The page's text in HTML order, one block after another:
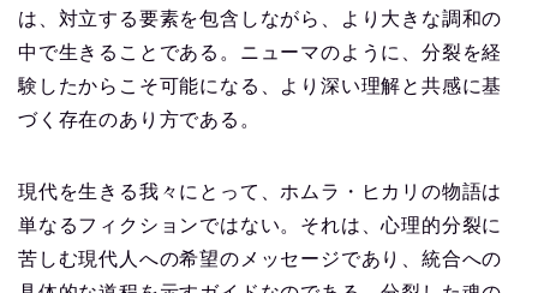
は、対立する要素を包含しながら、より大きな調和の
中で生きることである。ニューマのように、分裂を経
験したからこそ可能になる、より深い理解と共感に基
づく存在のあり方である。
現代を生きる我々にとって、ホムラ・ヒカリの物語は
単なるフィクションではない。それは、心理的分裂に
苦しむ現代人への希望のメッセージであり、統合への